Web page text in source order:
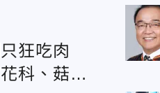
狂吃肉
科、菇類